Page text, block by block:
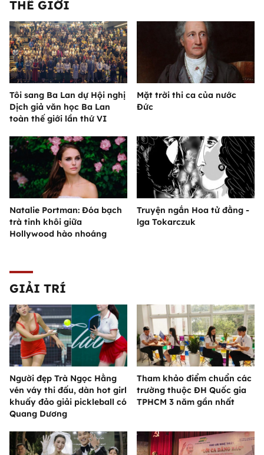
THẾ GIỚI
Tôi sang Ba Lan dự Hội nghị
Dịch giả văn học Ba Lan
toàn thế giới lần thứ VI
Mặt trời thi ca của nước
Đức
Natalie Portman: Đóa bạch
trà tinh khôi giữa
Hollywood hào nhoáng
Truyện ngắn Hoa tử đằng -
lga Tokarczuk
GIẢI TRÍ
Người đẹp Trà Ngọc Hằng
vén váy thi đấu, dàn hot girl
khuấy đảo giải pickleball có
Quang Dương
Tham khảo điểm chuẩn các
trường thuộc ĐH Quốc gia
TPHCM 3 năm gần nhất